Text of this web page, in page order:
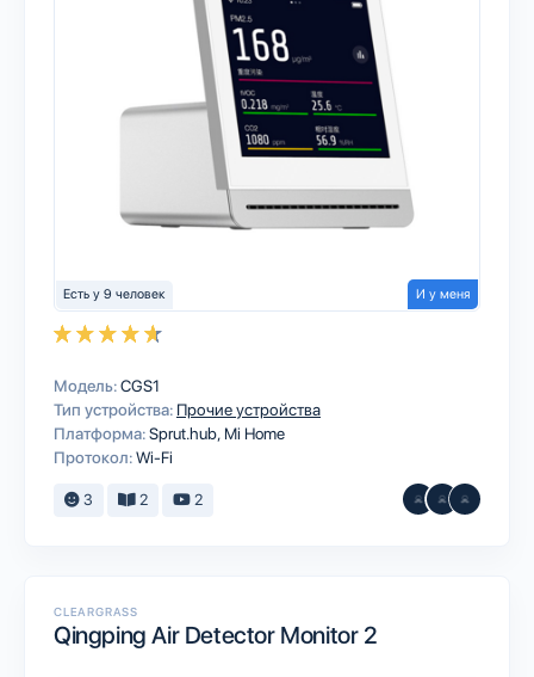
Есть у 9 человек И у меня
Модель:CGS1
Тип устройства: Прочие устройства
Платформа:Sprut.hub Mi Home
Протокол:Wi-Fi
3 2 2
CLEARGRASS
Qingping Air Detector Monitor 2